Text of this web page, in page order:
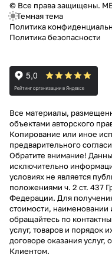
© Все права защищены.
Темная тема
Политика
Политика безопасности
Все материалы,
объектами авторского
Копирование или иное
предварительного
Обратите внимание!
исключительно
условиях не является
положениями ч. 2 ст. 437
Федерации. Для
стоимости, наименовании
обращайтесь по
услуг, товаров и порядок
договоре оказания
Клиентом.